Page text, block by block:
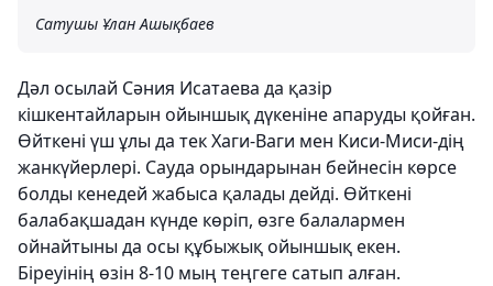
Сатушы Ұлан Ашықбаев
Дәл осылай Сәния Исатаева да қазір
кішкентайларын ойыншық дүкеніне апаруды қойған.
Өйткені үш ұлы да тек Хаги-Ваги мен Киси-Миси-дің
жанкүйерлері. Сауда орындарынан бейнесін көрсе
болды кенедей жабыса қалады дейді. Өйткені
балабақшадан күнде көріп, өзге балалармен
ойнайтыны да осы құбыжық ойыншық екен.
Біреуінің өзін 8-10 мың теңгеге сатып алған.